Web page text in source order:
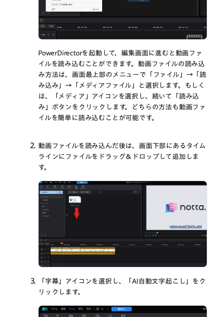
PowerDirectorを起動して、編集画面に進むと動画ファ
イルを読み込むことができます。動画ファイルの読み込
み方法は、画面最上部のメニューで「ファイル」→「読
み込み」→「メディアファイル」と選択します。もしく
は、「メディア」アイコンを選択し、続いて「読み込
み」ボタンをクリックします。どちらの方法も動画ファ
イルを簡単に読み込むことが可能です。
動画ファイルを読み込んだ後は、画面下部にあるタイム
ラインにファイルをドラッグ＆ドロップして追加しま
す。
「字幕」アイコンを選択し、「AI自動文字起こし」をク
リックします。